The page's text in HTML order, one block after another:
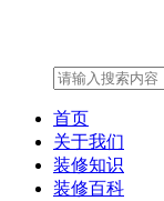
首页
关于我们
装修知识
装修百科